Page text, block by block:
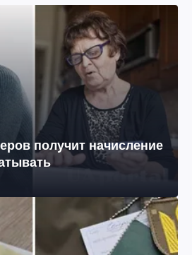
получит начисление